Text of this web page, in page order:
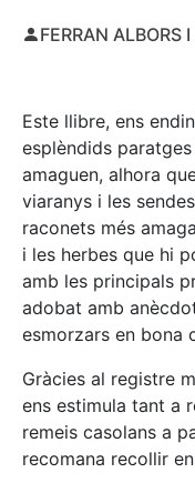
FERRAN ALBORS
Este llibre, ens
esplèndids
amaguen, alhora
viaranys i les
raconets més
i les herbes que hi
amb les principals
adobat amb
esmorzars en bona
Gràcies al registre
ens estimula tant a
remeis casolans a
recomana recollir